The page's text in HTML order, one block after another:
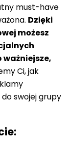
must-have
Dzięki
możesz
ważniejsze,
Ci, jak
swojej grupy